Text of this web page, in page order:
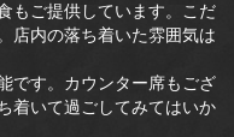
もご提供しています。こだ
店内の落ち着いた雰囲気は
です。カウンター席もござ
着いて過ごしてみてはいか